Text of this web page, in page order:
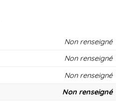
Non renseigné
Non renseigné
Non renseigné
Non renseigné